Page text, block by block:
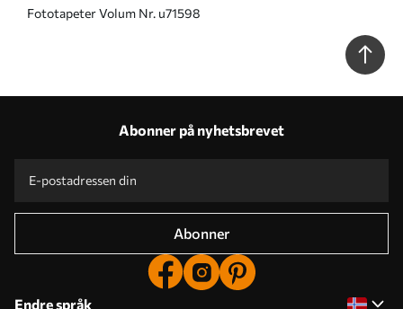
Fototapeter Volum Nr. u71598
Abonner på nyhetsbrevet
Abonner
Endre språk